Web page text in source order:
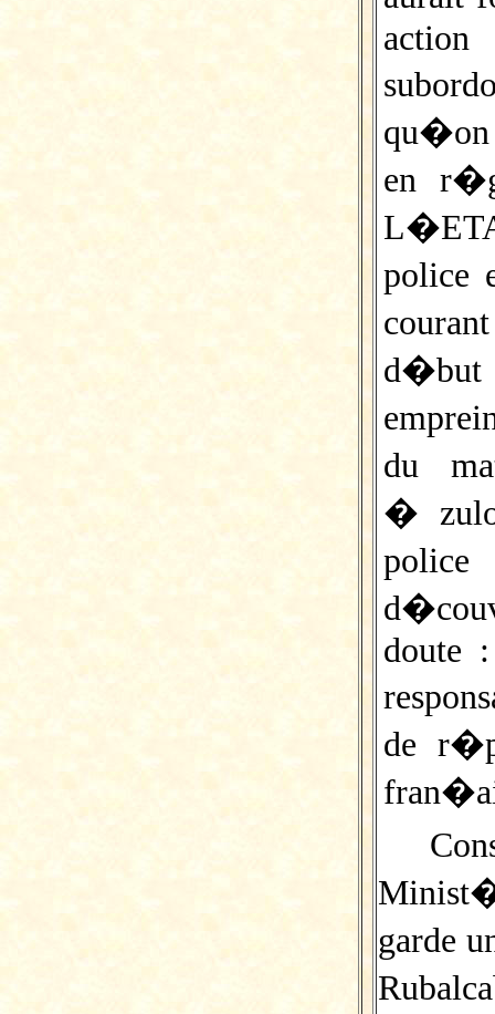
qu�on
en
police
du
�
doute
de
garde